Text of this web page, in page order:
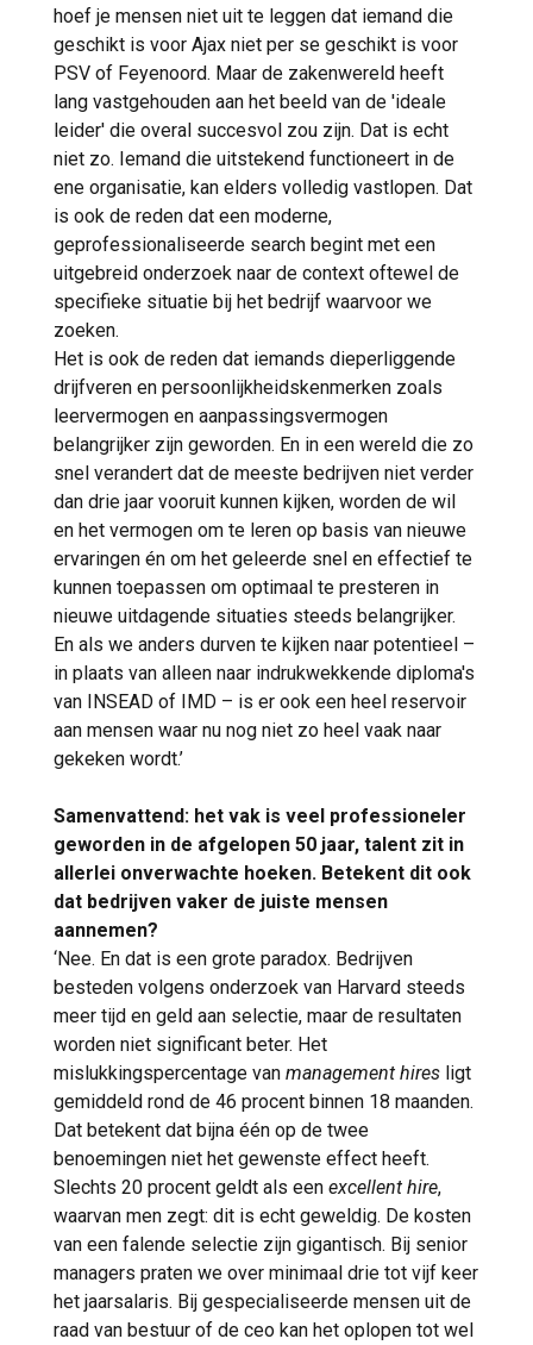
hoef je mensen niet uit te leggen dat iemand die
geschikt is voor Ajax niet per se geschikt is voor
PSV of Feyenoord. Maar de zakenwereld heeft
lang vastgehouden aan het beeld van de 'ideale
leider' die overal succesvol zou zijn. Dat is echt
niet zo. Iemand die uitstekend functioneert in de
ene organisatie, kan elders volledig vastlopen. Dat
is ook de reden dat een moderne,
geprofessionaliseerde search begint met een
uitgebreid onderzoek naar de context oftewel de
specifieke situatie bij het bedrijf waarvoor we
zoeken.
Het is ook de reden dat iemands dieperliggende
drijfveren en persoonlijkheidskenmerken zoals
leervermogen en aanpassingsvermogen
belangrijker zijn geworden. En in een wereld die zo
snel verandert dat de meeste bedrijven niet verder
dan drie jaar vooruit kunnen kijken, worden de wil
en het vermogen om te leren op basis van nieuwe
ervaringen én om het geleerde snel en effectief te
kunnen toepassen om optimaal te presteren in
nieuwe uitdagende situaties steeds belangrijker.
En als we anders durven te kijken naar potentieel –
in plaats van alleen naar indrukwekkende diploma's
van INSEAD of IMD – is er ook een heel reservoir
aan mensen waar nu nog niet zo heel vaak naar
gekeken wordt.’
Samenvattend: het vak is veel professioneler
geworden in de afgelopen 50 jaar, talent zit in
allerlei onverwachte hoeken. Betekent dit ook
dat bedrijven vaker de juiste mensen
aannemen?
‘Nee. En dat is een grote paradox. Bedrijven
besteden volgens onderzoek van Harvard steeds
meer tijd en geld aan selectie, maar de resultaten
worden niet significant beter. Het
mislukkingspercentage van management hires ligt
gemiddeld rond de 46 procent binnen 18 maanden.
Dat betekent dat bijna één op de twee
benoemingen niet het gewenste effect heeft.
Slechts 20 procent geldt als een excellent hire,
waarvan men zegt: dit is echt geweldig. De kosten
van een falende selectie zijn gigantisch. Bij senior
managers praten we over minimaal drie tot vijf keer
het jaarsalaris. Bij gespecialiseerde mensen uit de
raad van bestuur of de ceo kan het oplopen tot wel